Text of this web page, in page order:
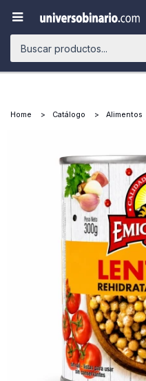

Home Catálogo Alimentos